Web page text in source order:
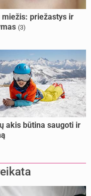
miežis: priežastys ir
(3)
akis būtina saugoti ir